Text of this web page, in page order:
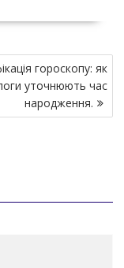
гороскопу: як
уточнюють час
народження.